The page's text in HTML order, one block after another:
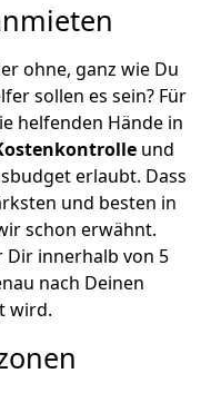
ohne, ganz wie Du
sollen es sein? Für
helfenden Hände in
und
erlaubt. Dass
und besten in
schon erwähnt.
innerhalb von 5
nach Deinen
wird.